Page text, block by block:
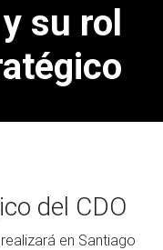
su rol
del CDO
en Santiago